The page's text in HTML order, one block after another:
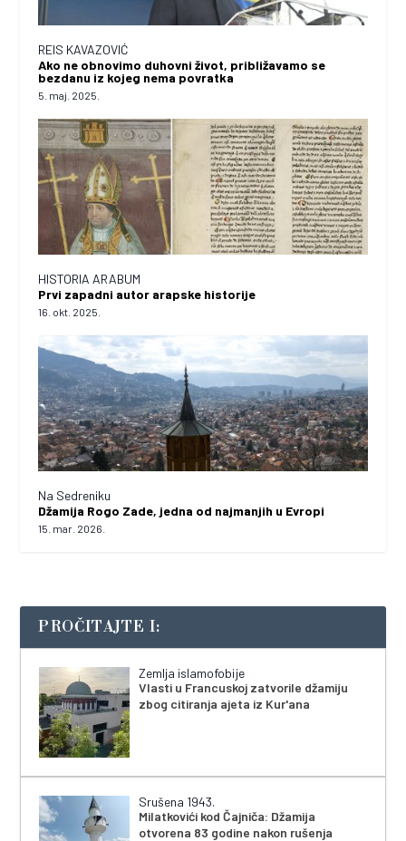
REIS KAVAZOVIĆ
Ako ne obnovimo duhovni život, približavamo se
bezdanu iz kojeg nema povratka
5. maj. 2025.
HISTORIA ARABUM
Prvi zapadni autor arapske historije
16. okt. 2025.
Na Sedreniku
Džamija Rogo Zade, jedna od najmanjih u Evropi
15. mar. 2026.
PROČITAJTE I:
Zemlja islamofobije
Vlasti u Francuskoj zatvorile džamiju
zbog citiranja ajeta iz Kur'ana
Srušena 1943.
Milatkovići kod Čajniča: Džamija
otvorena 83 godine nakon rušenja